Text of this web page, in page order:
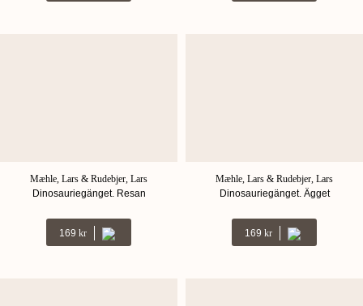
Mæhle, Lars & Rudebjer, Lars
Dinosauriegänget. Resan
169 Kr
Mæhle, Lars & Rudebjer, Lars
Dinosauriegänget. Ägget
169 Kr